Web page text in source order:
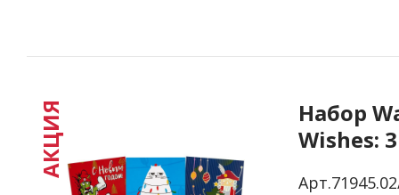
Набор
Wishes:
АКЦИЯ